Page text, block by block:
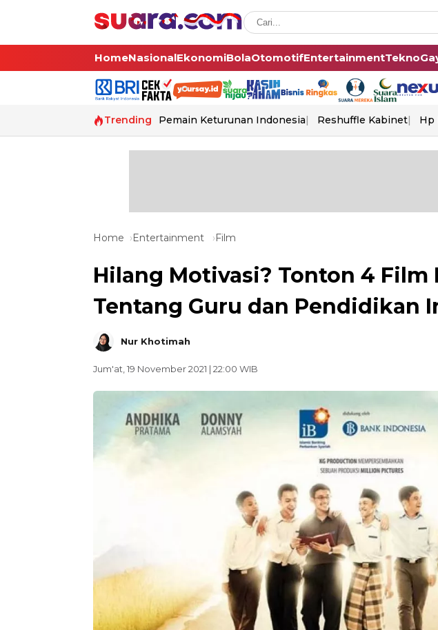
HomeNasionalEkonomiBolaOtomotifEntertainmentTekno
Trending Pemain Keturunan Indonesia Reshuffle Kabinet Hp
Home Entertainment Film
Hilang Motivasi? Tonton 4 Film
Tentang Guru dan Pendidikan
Nur Khotimah
Jum'at, 19 November 2021 | 22:00 WIB